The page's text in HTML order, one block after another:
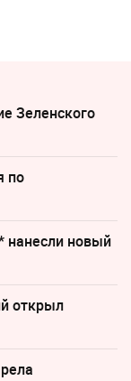
Зеленского
по
нанесли новый
открыл